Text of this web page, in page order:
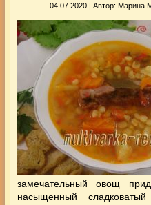
04.07.2020 | Автор: Марина
замечательный овощ
насыщенный